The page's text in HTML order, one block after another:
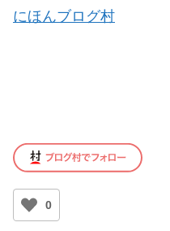
にほんブログ村
0